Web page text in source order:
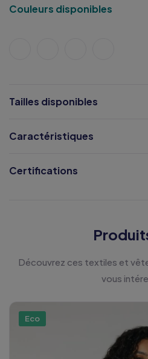
Couleurs disponibles
Tailles disponibles
Caractéristiques
Certifications
Découvrez ces textiles et
vous
Eco